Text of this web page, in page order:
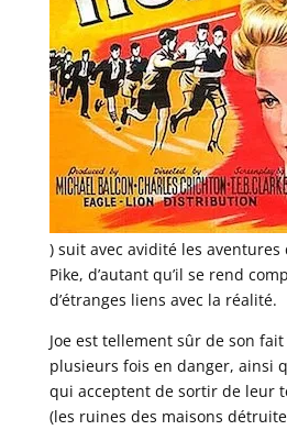
) suit avec avidité les aventures
Pike, d’autant qu’il se rend
d’étranges liens avec la réalité.
Joe est tellement sûr de son fait
plusieurs fois en danger, ainsi
qui acceptent de sortir de leur
(les ruines des maisons